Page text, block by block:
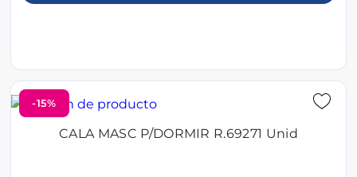
-15%
CALA MASC P/DORMIR R.69271 Unid